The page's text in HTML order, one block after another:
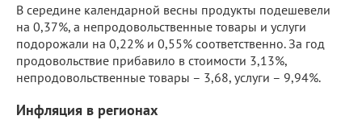
В середине календарной весны продукты подешевели
на 0,37%, а непродовольственные товары и услуги
подорожали на 0,22% и 0,55% соответственно. За год
продовольствие прибавило в стоимости 3,13%,
непродовольственные товары – 3,68, услуги – 9,94%.
Инфляция в регионах